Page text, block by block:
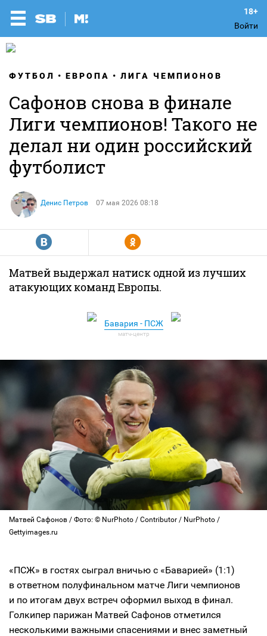
Войти
ФУТБОЛ ЕВРОПА ЛИГА ЧЕМПИОНОВ
Сафонов снова в финале
Лиги чемпионов! Такого не
делал ни один российский
футболист
Денис Петров 07 мая 2026 08:18
R Y
Матвей выдержал натиск одной из лучших
атакующих команд Европы.
Бавария - ПСЖ
Матвей Сафонов / Фото: © NurPhoto / Contributor / NurPhoto /
Gettyimages.ru
«ПСЖ» в гостях сыграл вничью с «Баварией» (1:1)
в ответном полуфинальном матче Лиги чемпионов
и по итогам двух встреч оформил выход в финал.
Голкипер парижан Матвей Сафонов отметился
несколькими важными спасениями и внес заметный